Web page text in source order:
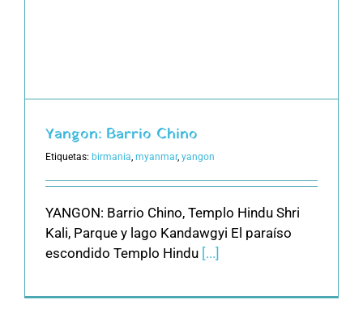
Yangon: Barrio Chino
Etiquetas: birmania, myanmar, yangon
YANGON: Barrio Chino, Templo Hindu Shri
Kali, Parque y lago Kandawgyi El paraíso
escondido Templo Hindu [...]